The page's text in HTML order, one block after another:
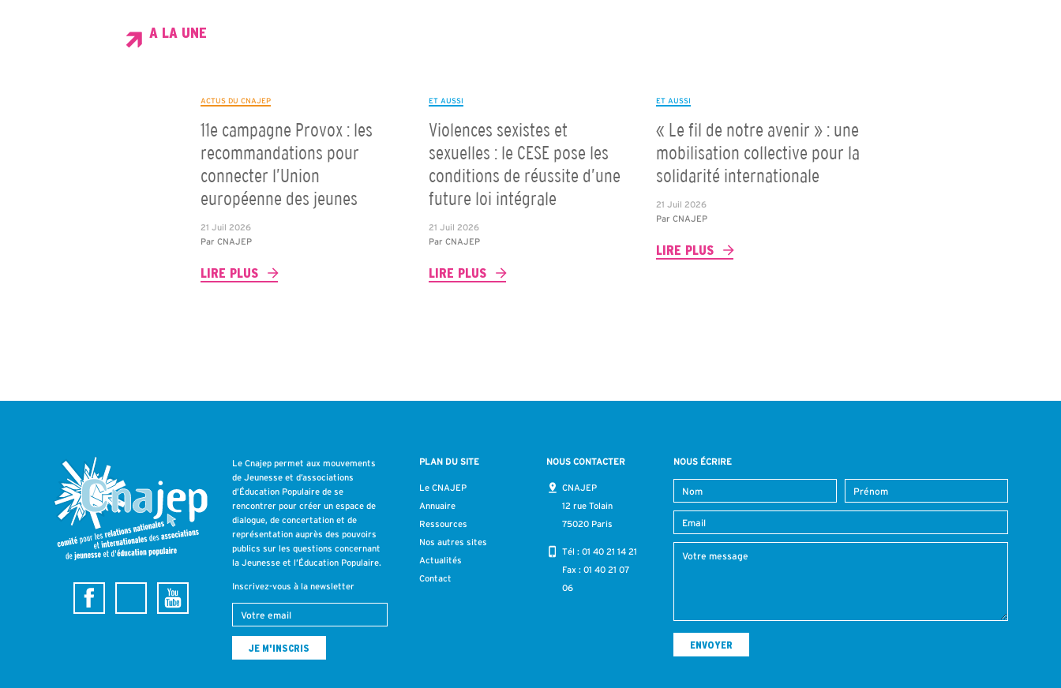
A LA UNE
ACTUS DU CNAJEP
11e campagne Provox : les
recommandations pour
connecter l’Union
européenne des jeunes
21 Juil 2026
ParCNAJEP
LIRE PLUS
ET AUSSI
Violences sexistes et
sexuelles : le CESE pose les
conditions de réussite d’une
future loi intégrale
21 Juil 2026
Par CNAJEP
LIRE PLUS
ET AUSSI
« Le fil de notre avenir » : une
mobilisation collective pour la
solidarité internationale
21 Juil 2026
ParCNAJEP
LIRE PLUS
Le Cnajep permet aux mouvements
de Jeunesse et d’associations
d’Éducation Populaire de se
rencontrer pour créer un espace de
dialogue, de concertation et de
représentation auprès des pouvoirs
publics sur les questions concernant
la Jeunesse et l’Éducation Populaire.
Inscrivez-vous à la newsletter
PLAN DU SITE
Le CNAJEP
Annuaire
Ressources
Nos autres sites
Actualités
Contact
NOUS CONTACTER
CNAJEP
12 rue Tolain
75020 Paris
Tél : 01 40 21 14 21
Fax : 01 40 21 07
06
NOUS ÉCRIRE